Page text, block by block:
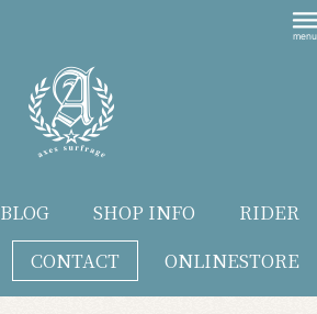
BLOG SHOP INFO
RIDER
CONTACT
ONLINESTORE